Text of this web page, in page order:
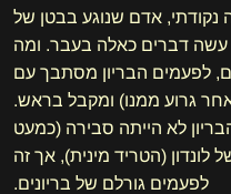
נקודתי, אדם שנוגע בבטן של
עשה דברים כאלה בעבר. ומה
לפעמים הבריון מסתבך עם
גרוע ממנו) ומקבל בראש.
לא הייתה סבירה (כמעט
(הטריד מינית), אך זה
לפעמים גורלם של בריונים.